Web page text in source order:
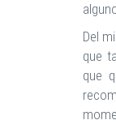
Del
que
que